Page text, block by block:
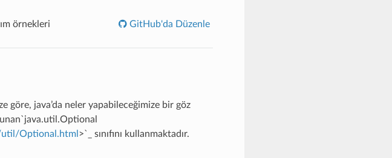
örnekleri GitHub'da Düzenle
göre, java’da neler yapabileceğimize bir göz
Optional.html >`_ sınıfını kullanmaktadır.